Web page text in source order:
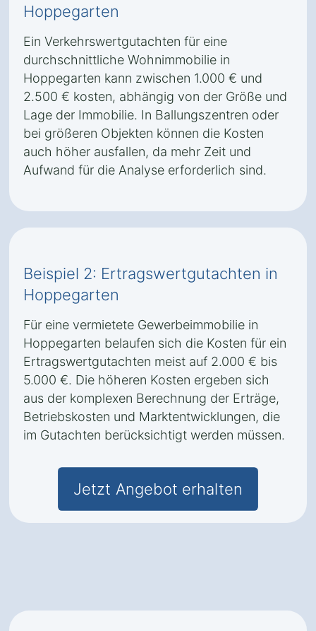
Hoppegarten
Ein Verkehrswertgutachten für eine
durchschnittliche Wohnimmobilie in
Hoppegarten kann zwischen 1.000 € und
2.500 € kosten, abhängig von der Größe und
Lage der Immobilie. In Ballungszentren oder
bei größeren Objekten können die Kosten
auch höher ausfallen, da mehr Zeit und
Aufwand für die Analyse erforderlich sind.
Beispiel 2: Ertragswertgutachten in
Hoppegarten
Für eine vermietete Gewerbeimmobilie in
Hoppegarten belaufen sich die Kosten für ein
Ertragswertgutachten meist auf 2.000 € bis
5.000 €. Die höheren Kosten ergeben sich
aus der komplexen Berechnung der Erträge,
Betriebskosten und Marktentwicklungen, die
im Gutachten berücksichtigt werden müssen.
Jetzt Angebot erhalten